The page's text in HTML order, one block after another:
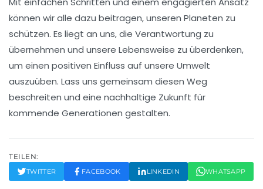
können wir alle dazu beitragen, unseren Planeten zu
schützen. Es liegt an uns, die Verantwortung zu
übernehmen und unsere Lebensweise zu überdenken,
um einen positiven Einfluss auf unsere Umwelt
auszuüben. Lass uns gemeinsam diesen Weg
beschreiten und eine nachhaltige Zukunft für
kommende Generationen gestalten.
TEILEN:
TWITTER FACEBOOK LINKEDIN WHATSAPP